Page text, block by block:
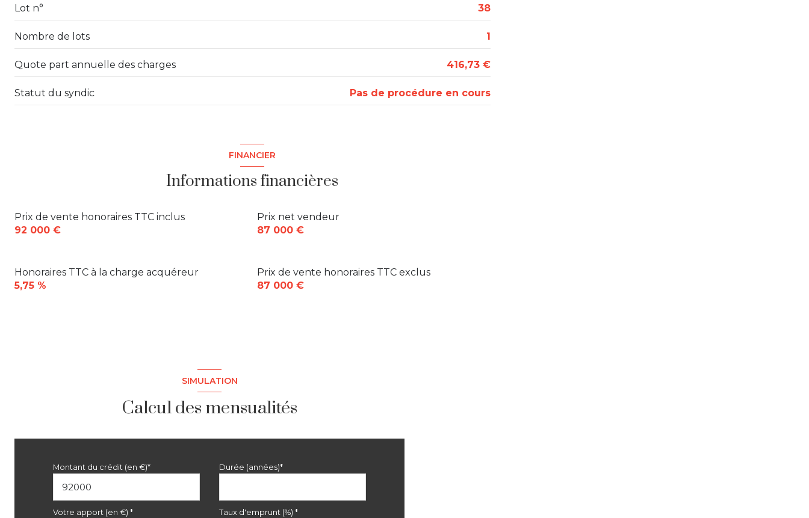
Lot n° 38
Nombre de lots 1
Quote part annuelle des charges 416,73 €
Statut du syndic Pas de procédure en cours
FINANCIER
Informations financières
Prix de vente honoraires TTC inclus
92 000 €
Prix net vendeur
87 000 €
Prix de vente honoraires TTC exclus
87 000 €
Honoraires TTC à la charge acquéreur
5,75 %
SIMULATION
Calcul des mensualités
Montant du crédit (en €)* Durée (années)*
Votre apport (en €) * Taux d'emprunt (%) *